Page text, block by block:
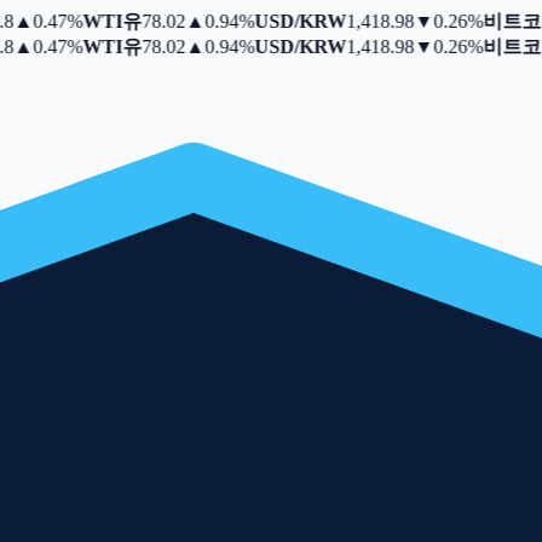
0.47%WTI유78.02▲ 0.94%USD/KRW1,418.98▼0.26%비트코
0.47%WTI유78.02▲ 0.94%USD/KRW1,418.98▼0.26%비트코